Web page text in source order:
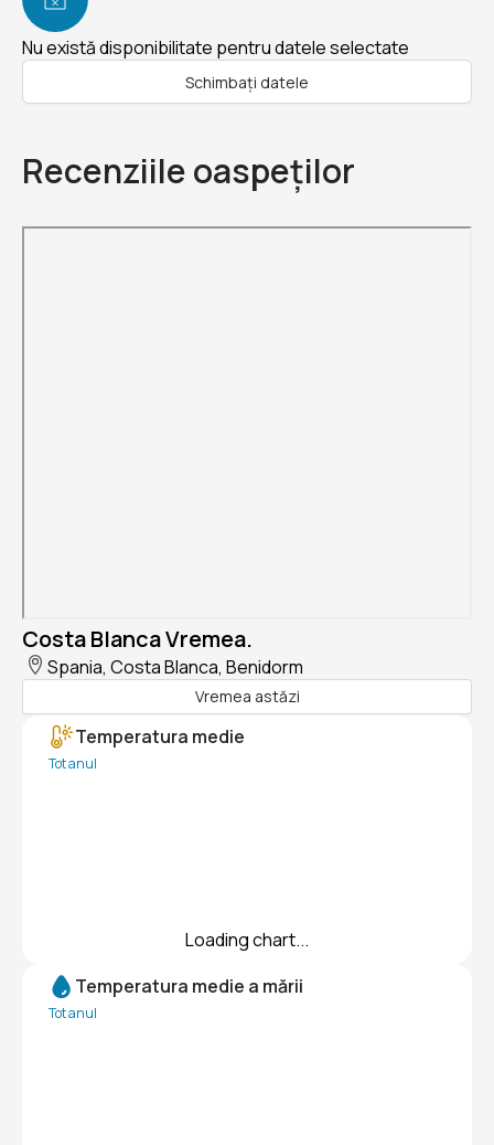
Nu există disponibilitate pentru datele selectate
Schimbați datele
Recenziile oaspeților
Costa Blanca Vremea.
Spania, Costa Blanca, Benidorm
Vremea astăzi
Temperatura medie
Tot anul
Loading chart...
Temperatura medie a mării
Tot anul